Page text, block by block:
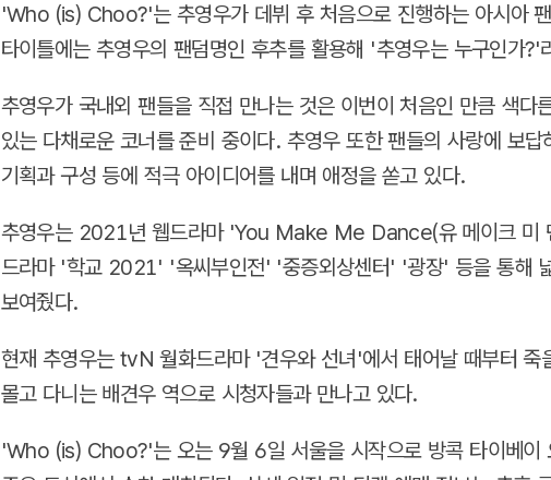
'Who (is) Choo?'는 추영우가 데뷔 후 처음으로 진행하는 아시아
타이틀에는 추영우의 팬덤명인 후추를 활용해 '추영우는 누구인가?'
추영우가 국내외 팬들을 직접 만나는 것은 이번이 처음인 만큼 색다
있는 다채로운 코너를 준비 중이다. 추영우 또한 팬들의 사랑에 보답
기획과 구성 등에 적극 아이디어를 내며 애정을 쏟고 있다.
추영우는 2021년 웹드라마 'You Make Me Dance(유 메이크 미
드라마 '학교 2021' '옥씨부인전' '중증외상센터' '광장' 등을 통해
보여줬다.
현재 추영우는 tvN 월화드라마 '견우와 선녀'에서 태어날 때부터 죽
몰고 다니는 배견우 역으로 시청자들과 만나고 있다.
'Who (is) Choo?'는 오는 9월 6일 서울을 시작으로 방콕 타이베이